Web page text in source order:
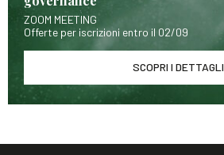
ZOOM MEETING
Offerte per iscrizioni entro il 02/09
SCOPRI I DETTAGLI